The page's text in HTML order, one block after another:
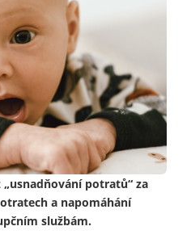
potratů“ za
a napomáhání
službám.